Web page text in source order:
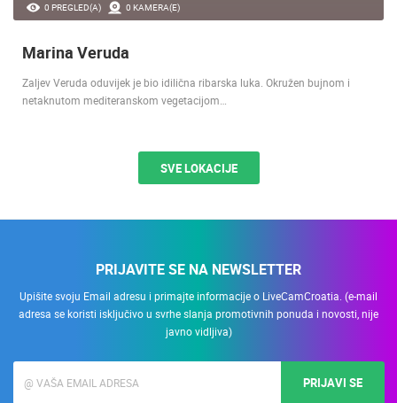
0 PREGLED(A) 0 KAMERA(E)
Marina Veruda
Zaljev Veruda oduvijek je bio idilična ribarska luka. Okružen bujnom i
netaknutom mediteranskom vegetacijom…
SVE LOKACIJE
PRIJAVITE SE NA NEWSLETTER
Upišite svoju Email adresu i primajte informacije o LiveCamCroatia. (e-mail
adresa se koristi isključivo u svrhe slanja promotivnih ponuda i novosti, nije
javno vidljiva)
PRIJAVI SE